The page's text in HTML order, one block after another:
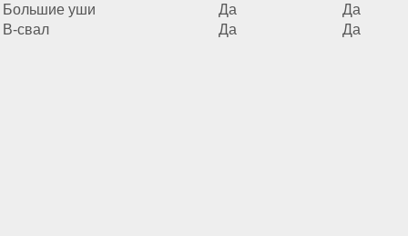
Большие уши
Да
Да
B-свал
Да Да